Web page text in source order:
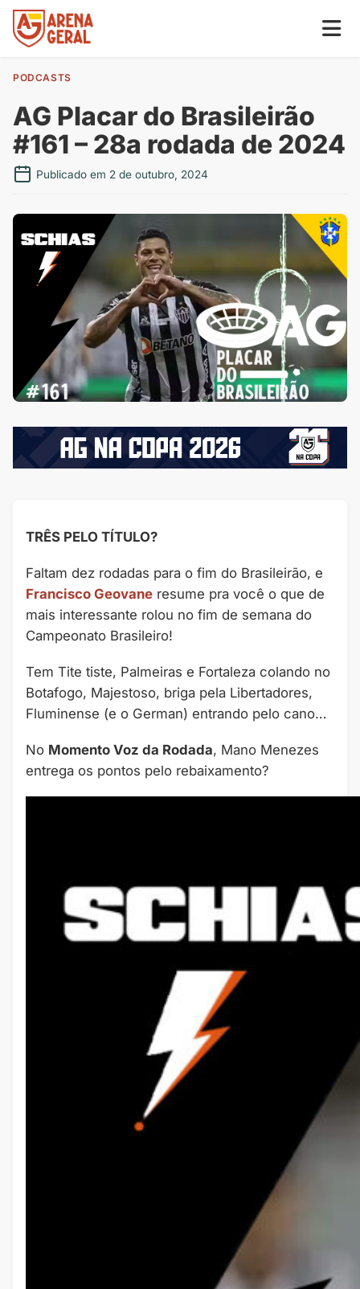
PODCASTS
AG Placar do Brasileirão
#161 – 28a rodada de 2024
Publicado em 2 de outubro, 2024
TRÊS PELO TÍTULO?
Faltam dez rodadas para o fim do Brasileirão, e
Francisco Geovane resume pra você o que de
mais interessante rolou no fim de semana do
Campeonato Brasileiro!
Tem Tite tiste, Palmeiras e Fortaleza colando no
Botafogo, Majestoso, briga pela Libertadores,
Fluminense (e o German) entrando pelo cano…
No Momento Voz da Rodada, Mano Menezes
entrega os pontos pelo rebaixamento?